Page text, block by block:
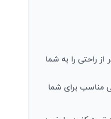
راحتی را به شما
ورزشی، ونتو 201 بزرگپا مشکی انتخابی مناسب برای شما